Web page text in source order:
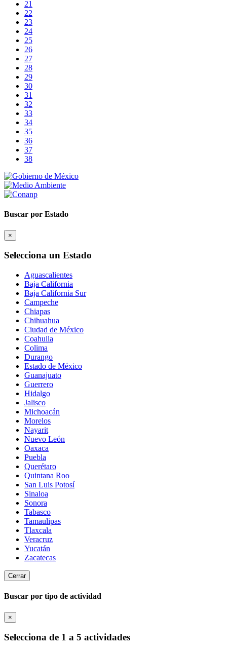
21
22
23
24
25
26
27
28
29
30
31
32
33
34
35
36
37
38
Buscar por Estado
×
Selecciona un Estado
Aguascalientes
Baja California
Baja California Sur
Campeche
Chiapas
Chihuahua
Ciudad de México
Coahuila
Colima
Durango
Estado de México
Guanajuato
Guerrero
Hidalgo
Jalisco
Michoacán
Morelos
Nayarit
Nuevo León
Oaxaca
Puebla
Querétaro
Quintana Roo
San Luis Potosí
Sinaloa
Sonora
Tabasco
Tamaulipas
Tlaxcala
Veracruz
Yucatán
Zacatecas
Cerrar
Buscar por tipo de actividad
×
Selecciona de 1 a 5 actividades